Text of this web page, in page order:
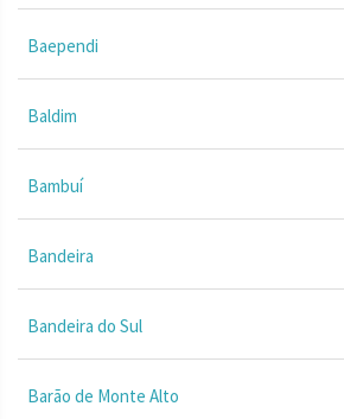
Baependi
Baldim
Bambuí
Bandeira
Bandeira do Sul
Barão de Monte Alto